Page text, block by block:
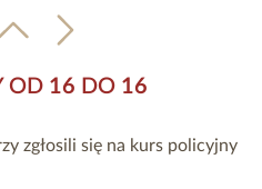
OD 16 DO 16
zgłosili się na kurs policyjny